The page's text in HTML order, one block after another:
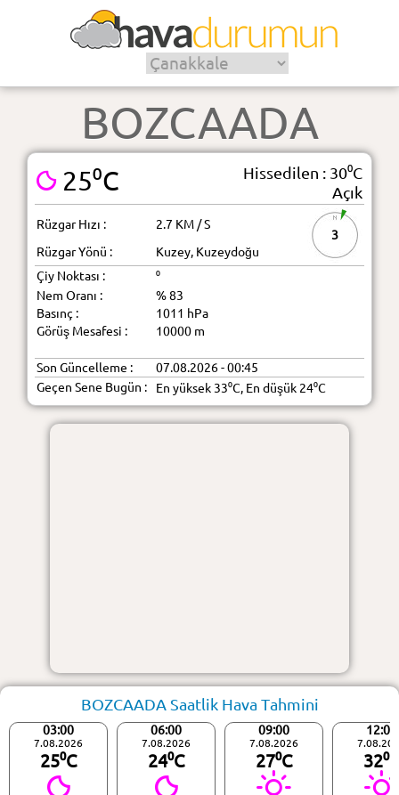
BOZCAADA
25⁰C
Hissedilen : 30⁰C
Açık
Rüzgar Hızı : 2.7 KM / S
3
Rüzgar Yönü :
Kuzey, Kuzeydoğu
Çiy Noktası :
⁰
Nem Oranı :
% 83
Basınç :
1011 hPa
Görüş Mesafesi :
10000 m
Son Güncelleme :
07.08.2026 - 00:45
Geçen Sene Bugün :
En yüksek 33⁰C, En düşük 24⁰C
BOZCAADA Saatlik Hava Tahmini
03:00
7.08.2026
25⁰C
06:00
7.08.2026
24⁰C
09:00
7.08.2026
27⁰C
12:00
32⁰C